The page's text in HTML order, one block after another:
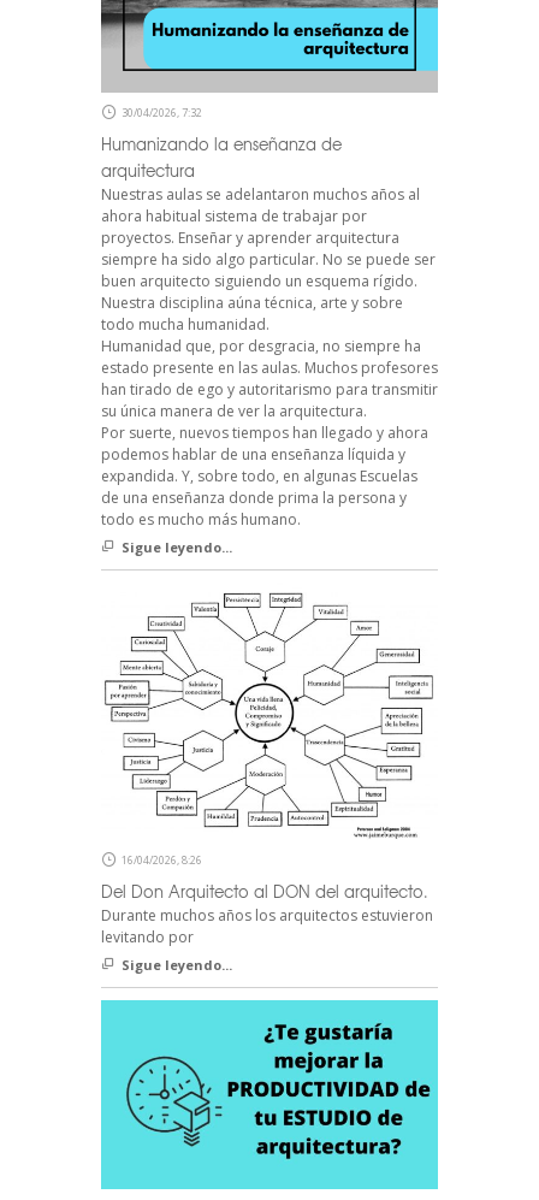
30/04/2026, 7:32
Humanizando la enseñanza de
arquitectura
Nuestras aulas se adelantaron muchos años al
ahora habitual sistema de trabajar por
proyectos. Enseñar y aprender arquitectura
siempre ha sido algo particular. No se puede ser
buen arquitecto siguiendo un esquema rígido.
Nuestra disciplina aúna técnica, arte y sobre
todo mucha humanidad.
Humanidad que, por desgracia, no siempre ha
estado presente en las aulas. Muchos profesores
han tirado de ego y autoritarismo para transmitir
su única manera de ver la arquitectura.
Por suerte, nuevos tiempos han llegado y ahora
podemos hablar de una enseñanza líquida y
expandida. Y, sobre todo, en algunas Escuelas
de una enseñanza donde prima la persona y
todo es mucho más humano.
Sigue leyendo...
16/04/2026, 8:26
Del Don Arquitecto al DON del arquitecto.
Durante muchos años los arquitectos estuvieron
levitando por
Sigue leyendo...